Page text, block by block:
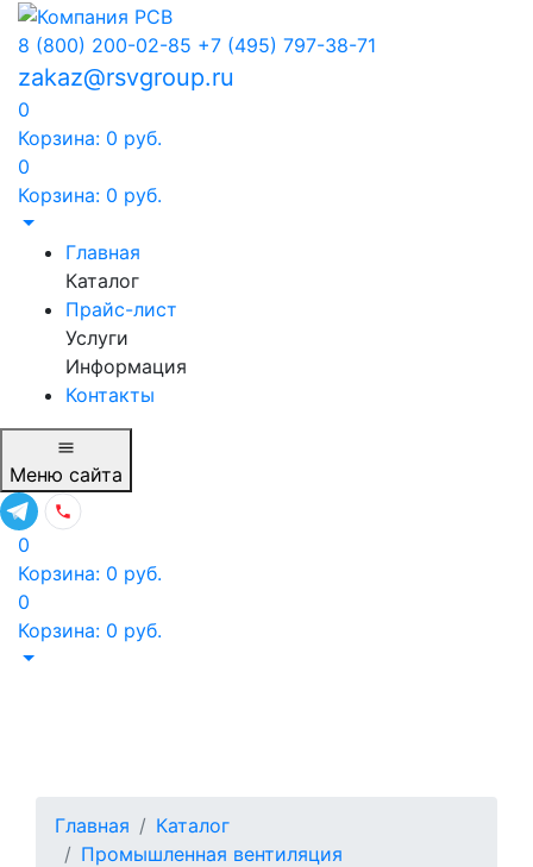
8 (800) 200-02-85 +7 (495) 797-38-71
zakaz@rsvgroup.ru
0
Корзина: 0 руб.
0
Корзина: 0 руб.
Главная
Каталог
Прайс-лист
Услуги
Информация
Контакты
Меню сайта
0
Корзина: 0 руб.
0
Корзина: 0 руб.
Главная
Каталог
Промышленная вентиляция